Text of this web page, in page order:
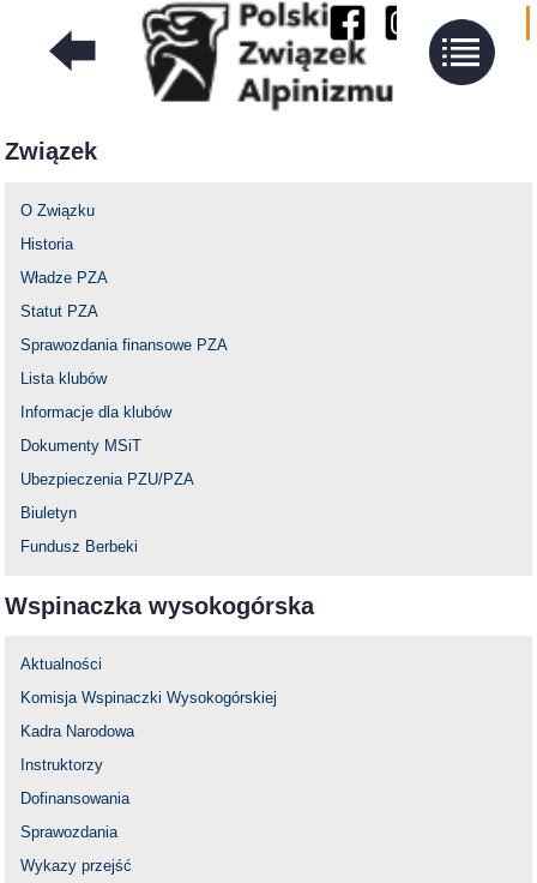
Związek
O Związku
Historia
Władze PZA
Statut PZA
Sprawozdania finansowe PZA
Lista klubów
Informacje dla klubów
Dokumenty MSiT
Ubezpieczenia PZU/PZA
Biuletyn
Fundusz Berbeki
Wspinaczka wysokogórska
Aktualności
Komisja Wspinaczki Wysokogórskiej
Kadra Narodowa
Instruktorzy
Dofinansowania
Sprawozdania
Wykazy przejść